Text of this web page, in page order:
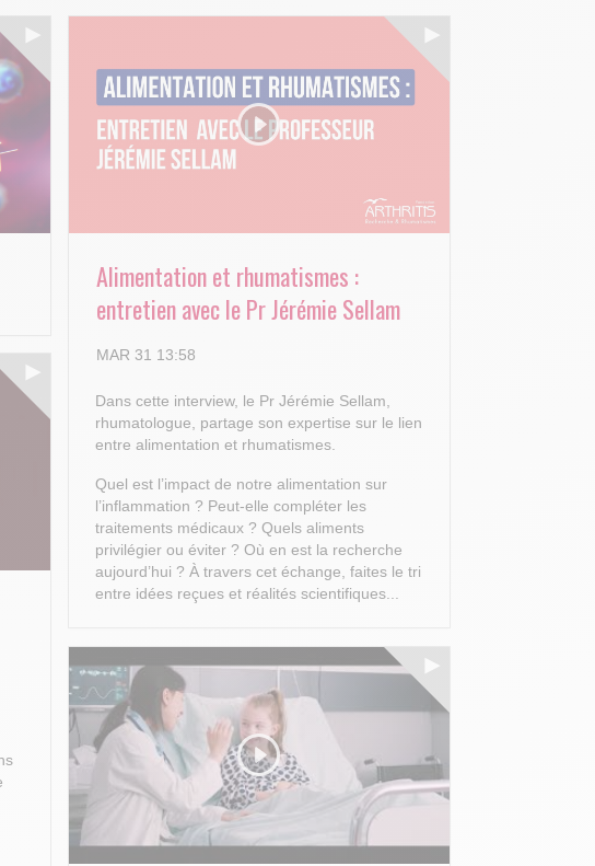
Alimentation et rhumatismes :
entretien avec le Pr Jérémie Sellam
MAR 31 13:58
Dans cette interview, le Pr Jérémie Sellam,
rhumatologue, partage son expertise sur le lien
entre alimentation et rhumatismes.
Quel est l’impact de notre alimentation sur
l’inflammation ? Peut-elle compléter les
traitements médicaux ? Quels aliments
privilégier ou éviter ? Où en est la recherche
aujourd’hui ? À travers cet échange, faites le tri
entre idées reçues et réalités scientifiques...